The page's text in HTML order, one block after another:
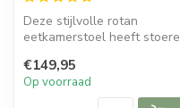
Deze stijlvolle rotan
eetkamerstoel heeft stoere
hout. ...
€149,95
Op voorraad